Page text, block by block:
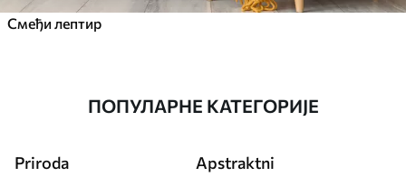
Смеђи лептир
ПОПУЛАРНЕ КАТЕГОРИЈЕ
Priroda
Apstraktni